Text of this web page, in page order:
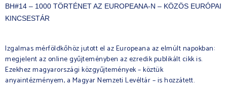
BH#14 – 1000 TÖRTÉNET AZ EUROPEANA-N – KÖZÖS EURÓPAI
KINCSESTÁR
Izgalmas mérföldkőhöz jutott el az Europeana az elmúlt napokban:
megjelent az online gyűjteményben az ezredik publikált cikk is.
Ezekhez magyarországi közgyűjtemények – köztük
anyaintézményem, a Magyar Nemzeti Levéltár – is hozzátett.